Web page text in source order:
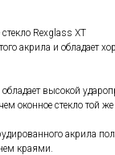
Rexglass XT
акрила и обладает
высокой
оконное стекло той
акрила
краями.